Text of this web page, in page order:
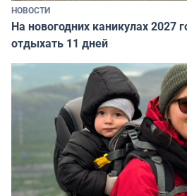
НОВОСТИ
На новогодних каникулах 2027
отдыхать 11 дней